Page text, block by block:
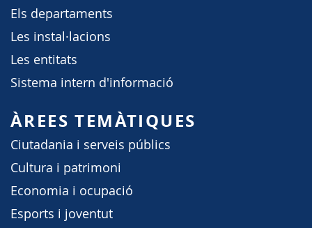
Els departaments
Les instal·lacions
Les entitats
Sistema intern d'informació
ÀREES TEMÀTIQUES
Ciutadania i serveis públics
Cultura i patrimoni
Economia i ocupació
Esports i joventut